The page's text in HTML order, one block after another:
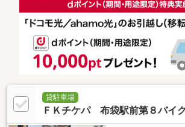
貸駐車場
ＦＫチケパ 布袋駅前第８バイ